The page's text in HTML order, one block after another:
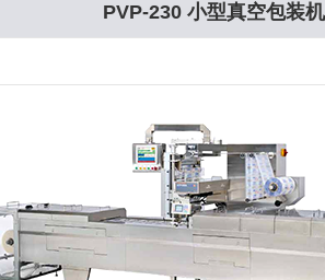
PVP-230 小型真空包装机